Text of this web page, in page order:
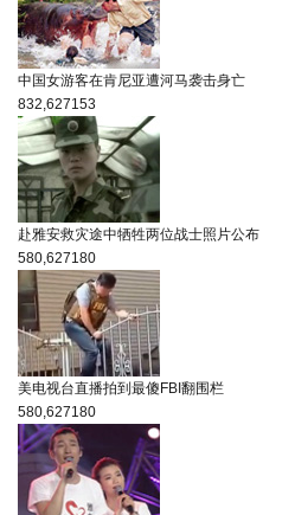
中国女游客在肯尼亚遭河马袭击身亡
832,627153
赴雅安救灾途中牺牲两位战士照片公布
580,627180
美电视台直播拍到最傻FBI翻围栏
580,627180